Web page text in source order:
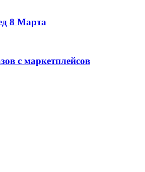
8 Марта
с маркетплейсов